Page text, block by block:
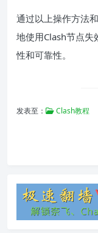
通过以上操作方法
地使用Clash节点失
性和可靠性。
发表至： Clash教程